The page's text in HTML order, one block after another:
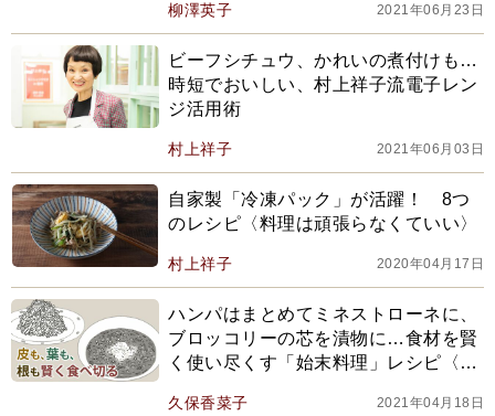
柳澤英子 2021年06月23日
ビーフシチュウ、かれいの煮付けも…
時短でおいしい、村上祥子流電子レン
ジ活用術
村上祥子 2021年06月03日
自家製「冷凍パック」が活躍！ 8つ
のレシピ〈料理は頑張らなくていい〉
村上祥子 2020年04月17日
ハンパはまとめてミネストローネに、
ブロッコリーの芯を漬物に…食材を賢
く使い尽くす「始末料理」レシピ〈後
久保香菜子 2021年04月18日